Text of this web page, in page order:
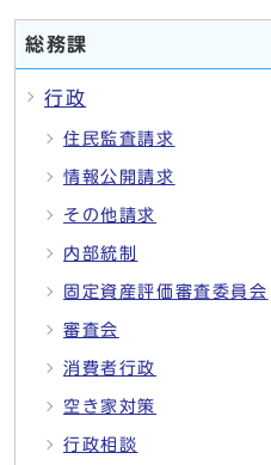
総務課
行政
住民監査請求
情報公開請求
その他請求
内部統制
固定資産評価審査委員会
審査会
消費者行政
空き家対策
行政相談